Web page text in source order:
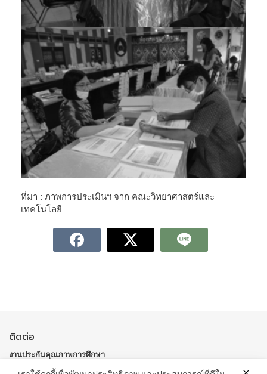
ที่มา : ภาพการประเมินฯ จาก คณะวิทยาศาสตร์และ
เทคโนโลยี
ติดต่อ
งานประกันคุณภาพการศึกษา